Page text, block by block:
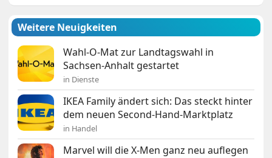
Weitere Neuigkeiten
Wahl-O-Mat zur Landtagswahl in
Sachsen-Anhalt gestartet
in Dienste
IKEA Family ändert sich: Das steckt hinter
dem neuen Second-Hand-Marktplatz
in Handel
Marvel will die X-Men ganz neu auflegen